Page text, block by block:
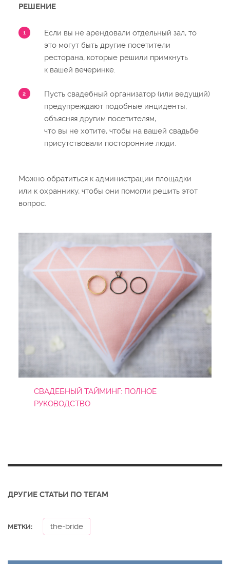
РЕШЕНИЕ
Если вы не арендовали отдельный зал, то
это могут быть другие посетители
ресторана, которые решили примкнуть
к вашей вечеринке.
Пусть свадебный организатор (или ведущий)
предупреждают подобные инциденты,
объясняя другим посетителям,
что вы не хотите, чтобы на вашей свадьбе
присутствовали посторонние люди.
Можно обратиться к администрации площадки
или к охраннику, чтобы они помогли решить этот
вопрос.
СВАДЕБНЫЙ ТАЙМИНГ: ПОЛНОЕ
РУКОВОДСТВО
ДРУГИЕ СТАТЬИ ПО ТЕГАМ
МЕТКИ: the-bride